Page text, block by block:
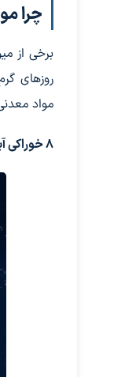
چرا
برخی از
روزهای
مواد
۸ خوراکی آبرسان طبیعی